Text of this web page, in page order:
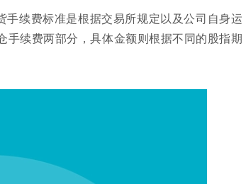
续费标准是根据交易所规定以及公司自身运
续费两部分，具体金额则根据不同的股指期